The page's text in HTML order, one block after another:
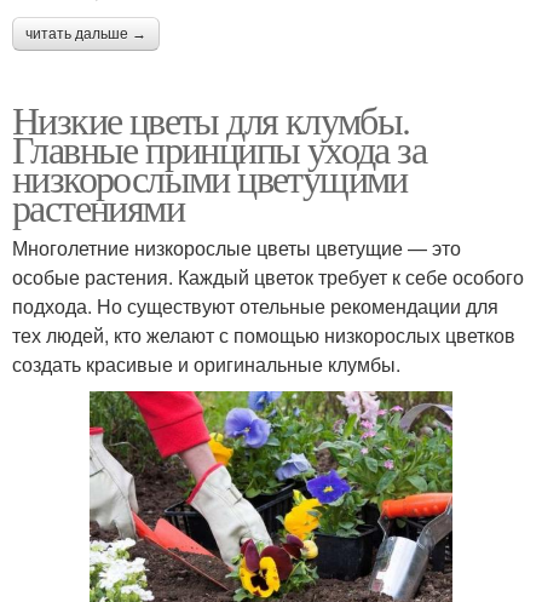
читать дальше →
Низкие цветы для клумбы.
Главные принципы ухода за
низкорослыми цветущими
растениями
Многолетние низкорослые цветы цветущие — это
особые растения. Каждый цветок требует к себе особого
подхода. Но существуют отельные рекомендации для
тех людей, кто желают с помощью низкорослых цветков
создать красивые и оригинальные клумбы.